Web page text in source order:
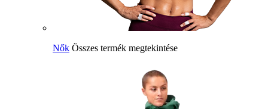
Nők Összes termék megtekintése